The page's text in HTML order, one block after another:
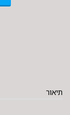
תיאור